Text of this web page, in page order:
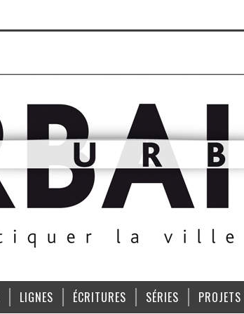
LIGNES ÉCRITURES SÉRIES PROJETS